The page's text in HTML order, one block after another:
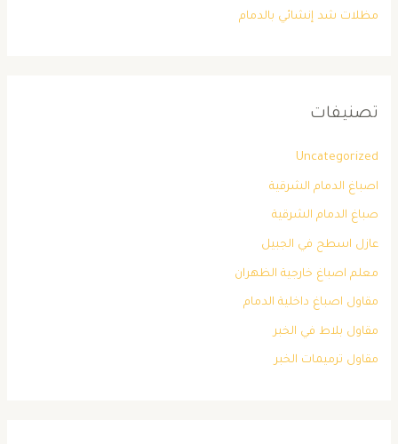
مظلات شد إنشائي بالدمام
تصنيفات
Uncategorized
اصباغ الدمام الشرقية
صباغ الدمام الشرقية
عازل اسطح في الجبيل
معلم اصباغ خارجية الظهران
مقاول اصباغ داخلية الدمام
مقاول بلاط في الخبر
مقاول ترميمات الخبر